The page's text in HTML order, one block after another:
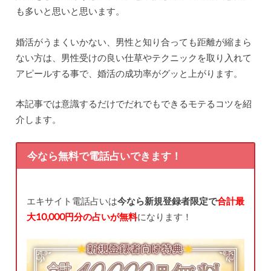
も多いと思いと思います。
婚活がうまくいかない、男性と知り合っても距離が縮まら
ない方は、男性受けの良い仕草やテクニックを取り入れて
アピールする事で、婚活の成功率がグッと上がります。
本記事では意識するだけでだれでもできるモテるコツを紹
介します。
今なら無料で電話占いできます！
エキサイト電話占いは今なら新規登録者限定で合計最
大10,000円分の占いが無料になります！